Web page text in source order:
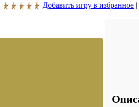
Добавить игру в избранное |